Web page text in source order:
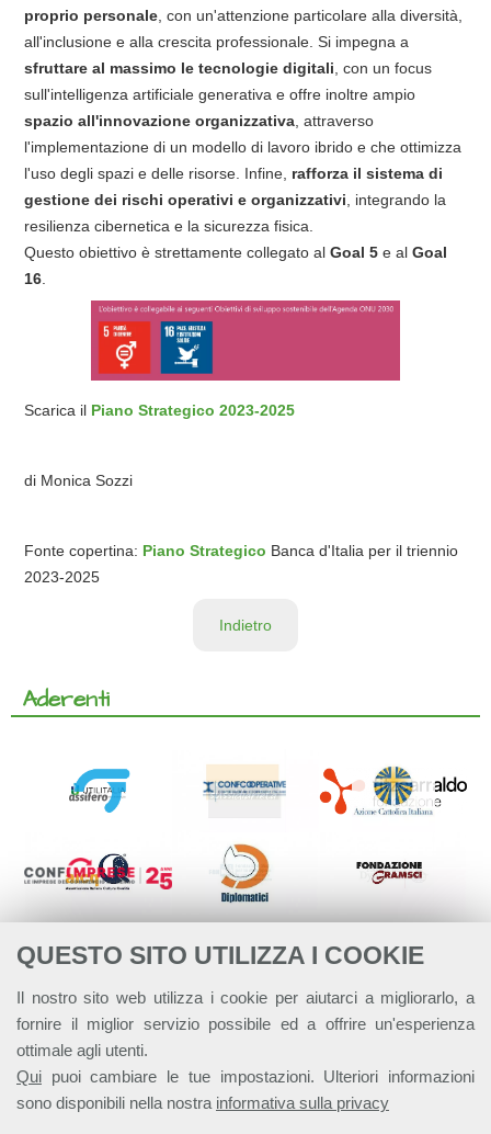
QUESTO SITO UTILIZZA I COOKIE
Il nostro sito web utilizza i cookie per aiutarci a migliorarlo, a
fornire il miglior servizio possibile ed a offrire un'esperienza
ottimale agli utenti.
Qui puoi cambiare le tue impostazioni. Ulteriori informazioni
sono disponibili nella nostra informativa sulla privacy
proprio personale, con un'attenzione particolare alla diversità,
all'inclusione e alla crescita professionale. Si impegna a
sfruttare al massimo le tecnologie digitali, con un focus
sull'intelligenza artificiale generativa e offre inoltre ampio
spazio all'innovazione organizzativa, attraverso
l'implementazione di un modello di lavoro ibrido e che ottimizza
l'uso degli spazi e delle risorse. Infine, rafforza il sistema di
gestione dei rischi operativi e organizzativi, integrando la
resilienza cibernetica e la sicurezza fisica.
Questo obiettivo è strettamente collegato al Goal 5 e al Goal
16.
Scarica il Piano Strategico 2023-2025
di Monica Sozzi
Fonte copertina: Piano Strategico Banca d'Italia per il triennio
2023-2025
Indietro
Aderenti